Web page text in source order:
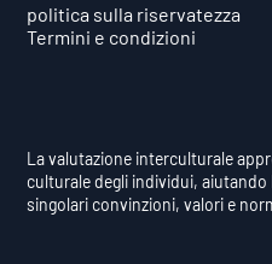
politica sulla riservatezza
Termini e condizioni
La valutazione interculturale
culturale degli individui,
singolari convinzioni, valori e